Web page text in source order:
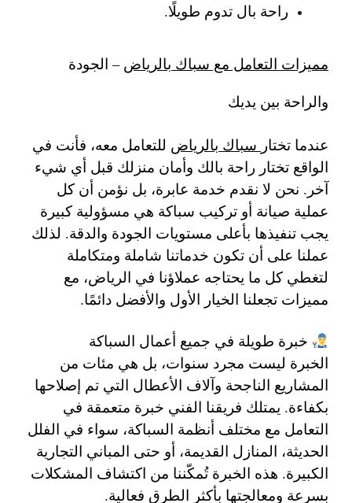
راحة بال تدوم طويلًا.
مميزات التعامل مع سباك بالرياض – الجودة
والراحة بين يديك
عندما تختار سباك بالرياض للتعامل معه، فأنت في
الواقع تختار راحة بالك وأمان منزلك قبل أي شيء
آخر. نحن لا نقدم خدمة عابرة، بل نؤمن أن كل
عملية صيانة أو تركيب سباكة هي مسؤولية كبيرة
يجب تنفيذها بأعلى مستويات الجودة والدقة. لذلك
عملنا على أن تكون خدماتنا شاملة ومتكاملة
لتغطي كل ما يحتاجه عملاؤنا في الرياض، مع
مميزات تجعلنا الخيار الأول والأفضل دائمًا.
خبرة طويلة في جميع أعمال السباكة
الخبرة ليست مجرد سنوات، بل هي مئات من
المشاريع الناجحة وآلاف الأعطال التي تم إصلاحها
بكفاءة. يمتلك فريقنا الفني خبرة متعمقة في
التعامل مع مختلف أنظمة السباكة، سواء في الفلل
الحديثة، المنازل القديمة، أو حتى المباني التجارية
الكبيرة. هذه الخبرة تُمكّننا من اكتشاف المشكلات
بسرعة ومعالجتها بأكثر الطرق فعالية.